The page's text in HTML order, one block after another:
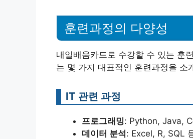
훈련과정의 다양성
내일배움카드로 수강할 수 있는 훈
는 몇 가지 대표적인 훈련과정을 소
IT 관련 과정
프로그래밍: Python, Java,
데이터 분석 : Excel, R, SQL